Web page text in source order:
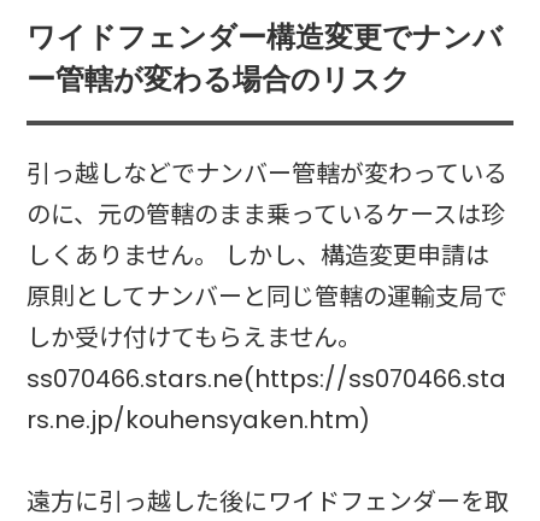
ワイドフェンダー構造変更でナンバ
ー管轄が変わる場合のリスク
引っ越しなどでナンバー管轄が変わっている
のに、元の管轄のまま乗っているケースは珍
しくありません。 しかし、構造変更申請は
原則としてナンバーと同じ管轄の運輸支局で
しか受け付けてもらえません。
ss070466.stars.ne(https://ss070466.sta
rs.ne.jp/kouhensyaken.htm)
遠方に引っ越した後にワイドフェンダーを取